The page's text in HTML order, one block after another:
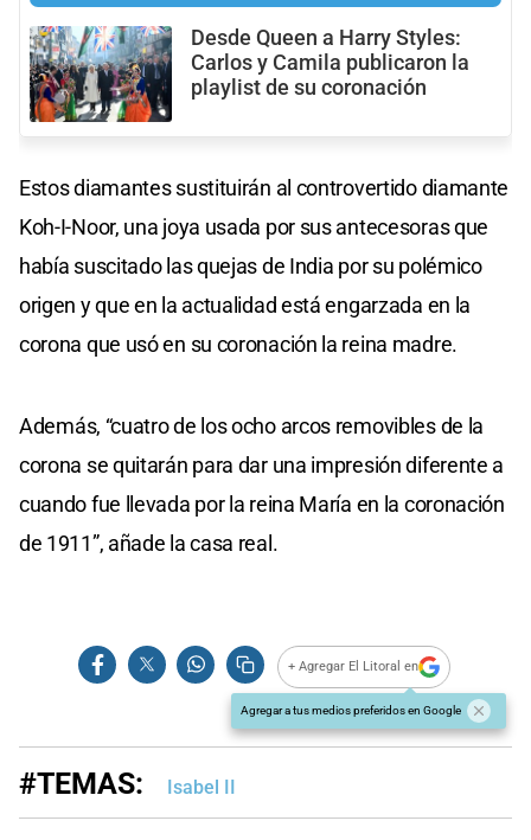
Desde Queen a Harry Styles:
Carlos y Camila publicaron la
playlist de su coronación
Estos diamantes sustituirán al controvertido diamante
Koh-I-Noor, una joya usada por sus antecesoras que
había suscitado las quejas de India por su polémico
origen y que en la actualidad está engarzada en la
corona que usó en su coronación la reina madre.
Además, “cuatro de los ocho arcos removibles de la
corona se quitarán para dar una impresión diferente a
cuando fue llevada por la reina María en la coronación
de 1911”, añade la casa real.
+ Agregar El Litoral en
Agregar a tus medios preferidos en Google
#TEMAS: Isabel II